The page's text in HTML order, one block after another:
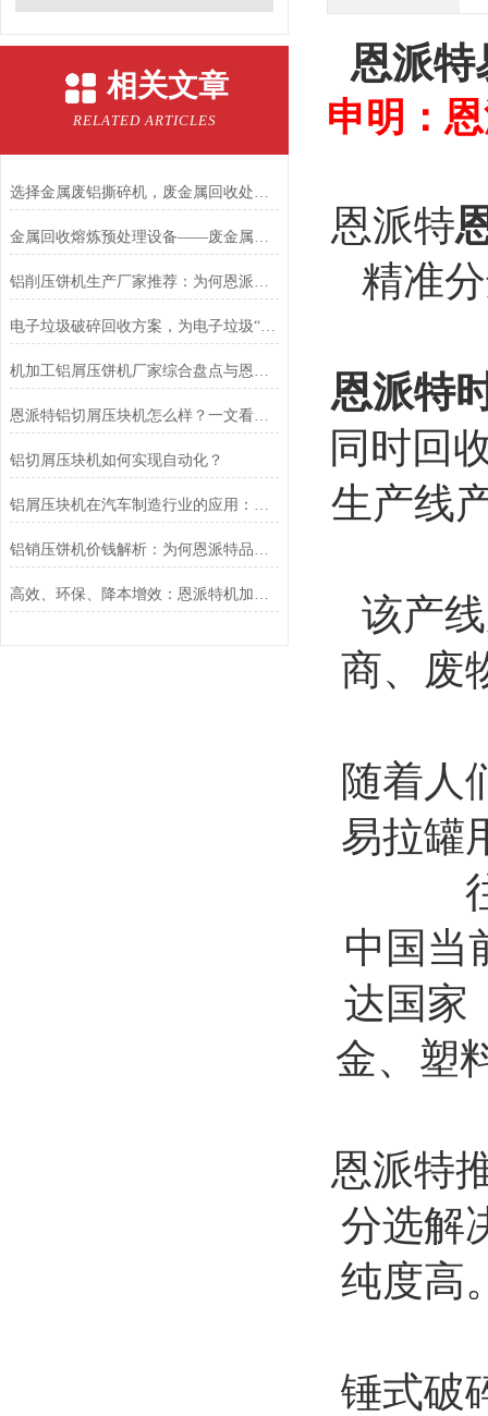
相关文章
RELATED ARTICLES
选择金属废铝撕碎机，废金属回收处理不再是难题
金属回收熔炼预处理设备——废金属锤击撕碎机
铝削压饼机生产厂家推荐：为何恩派特是您的优选合作伙伴
电子垃圾破碎回收方案，为电子垃圾“掘金”之旅再加速！
机加工铝屑压饼机厂家综合盘点与恩派特品牌实力解析
恩派特铝切屑压块机怎么样？一文看懂为什么它值得推荐
铝切屑压块机如何实现自动化？
铝屑压块机在汽车制造行业的应用：恩派特品牌推荐
铝销压饼机价钱解析：为何恩派特品牌是您的高价值之选？
高效、环保、降本增效：恩派特机加工铝屑压饼机在汽车制造行业的应用
恩派特
申明：
恩派特
精准
恩派特
同时回
生产线
该产
商、废
随着人
易拉罐
中国当
达国家
金、塑
恩派特
分选解
纯度高
锤式破